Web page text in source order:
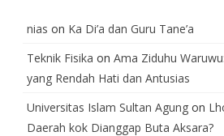
nias on Ka Di’a dan Guru Tane’a
Teknik Fisika on Ama Ziduhu
yang Rendah Hati dan Antusias
Universitas Islam Sultan Agung on
Daerah kok Dianggap Buta Aksara?